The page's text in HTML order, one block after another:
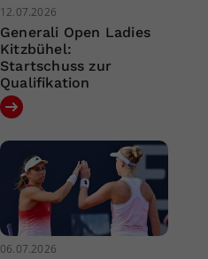
12.07.2026
Generali Open Ladies
Kitzbühel:
Startschuss zur
Qualifikation
06.07.2026